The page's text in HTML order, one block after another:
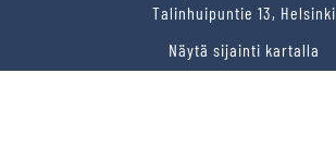
Talinhuipuntie 13, Helsinki
Näytä sijainti kartalla